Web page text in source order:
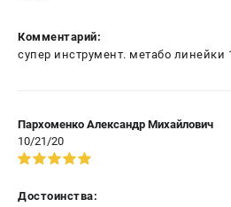
Комментарий:
супер инструмент. метабо линейки
Пархоменко Александр Михайлович
10/21/20
Достоинства: